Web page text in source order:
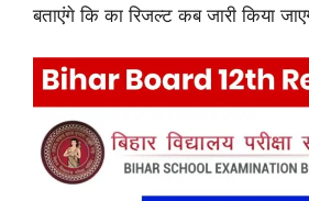
बताएंगे कि का रिजल्ट कब जारी किया